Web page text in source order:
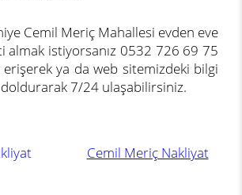
Cemil Meriç Mahallesi evden eve
almak istiyorsanız 0532 726 69 75
erişerek ya da web sitemizdeki bilgi
7/24 ulaşabilirsiniz.
Cemil Meriç Nakliyat